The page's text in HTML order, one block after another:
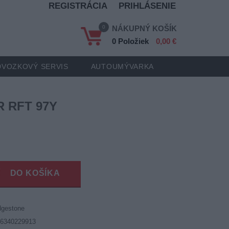
RFT 97Y
DO KOŠÍKA
REGISTRÁCIA PRIHLÁSENIE
0
NÁKUPNÝ KOŠÍK
0 Položiek
0,00 €
SERVIS AUTOUMÝVARKA